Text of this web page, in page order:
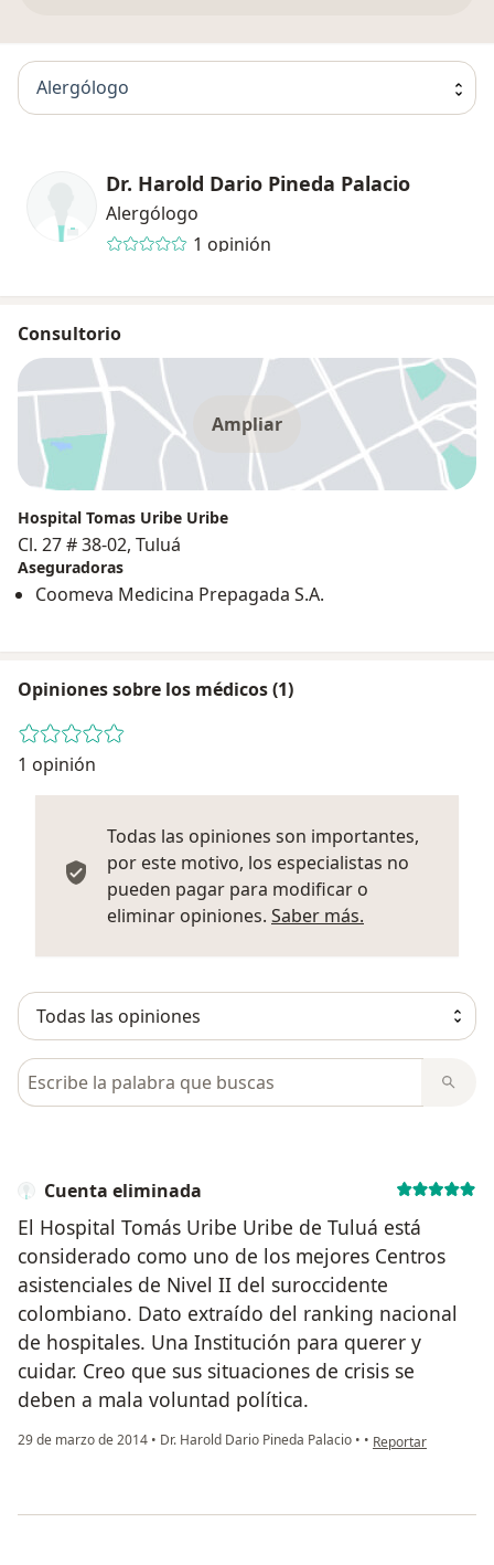
Alergólogo
Dr. Harold Dario Pineda Palacio
Alergólogo
1 opinión
Consultorio
Ampliar
Hospital Tomas Uribe Uribe
Cl. 27 # 38-02, Tuluá
Aseguradoras
Coomeva Medicina Prepagada S.A.
Opiniones sobre los médicos (1)
1 opinión
Todas las opiniones son importantes,
por este motivo, los especialistas no
pueden pagar para modificar o
eliminar opiniones. Saber más.
Busca en opiniones
Cuenta eliminada
El Hospital Tomás Uribe Uribe de Tuluá está
considerado como uno de los mejores Centros
asistenciales de Nivel II del suroccidente
colombiano. Dato extraído del ranking nacional
de hospitales. Una Institución para querer y
cuidar. Creo que sus situaciones de crisis se
deben a mala voluntad política.
29 de marzo de 2014 • Dr. Harold Dario Pineda Palacio • • en opinión del
Reportar